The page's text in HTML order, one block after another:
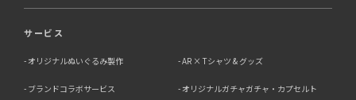
サービス
オリジナルぬいぐるみ製作 AR × Tシャツ & グッズ
ブランドコラボサービス
オリジナルガチャガチャ・カプセルト